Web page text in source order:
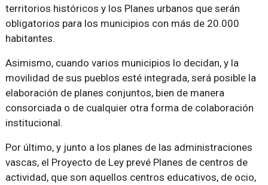
territorios históricos y los Planes urbanos que serán
obligatorios para los municipios con más de 20.000
habitantes.
Asimismo, cuando varios municipios lo decidan, y la
movilidad de sus pueblos esté integrada, será posible la
elaboración de planes conjuntos, bien de manera
consorciada o de cualquier otra forma de colaboración
institucional.
Por último, y junto a los planes de las administraciones
vascas, el Proyecto de Ley prevé Planes de centros de
actividad, que son aquellos centros educativos, de ocio,